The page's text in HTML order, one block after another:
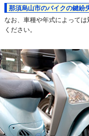
那須烏山市のバイクの鍵紛
なお、車種や年式によって
ください。